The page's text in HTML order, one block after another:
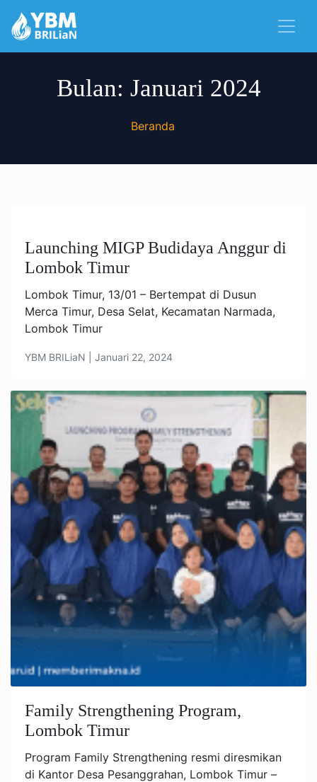
Bulan: Januari 2024
Beranda
Launching MIGP Budidaya Anggur di
Lombok Timur
Lombok Timur, 13/01 – Bertempat di Dusun
Merca Timur, Desa Selat, Kecamatan Narmada,
Lombok Timur
YBM BRILiaN | Januari 22, 2024
Family Strengthening Program,
Lombok Timur
Program Family Strengthening resmi diresmikan
di Kantor Desa Pesanggrahan, Lombok Timur –